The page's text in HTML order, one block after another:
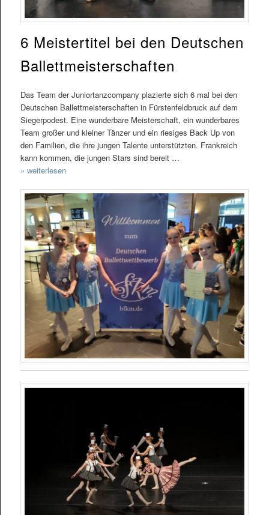
6 Meistertitel bei den Deutschen
Ballettmeisterschaften
Das Team der Juniortanzcompany plazierte sich 6 mal bei den
Deutschen Ballettmeisterschaften in Fürstenfeldbruck auf dem
Siegerpodest. Eine wunderbare Meisterschaft, ein wunderbares
Team großer und kleiner Tänzer und ein riesiges Back Up von
den Familien, die ihre jungen Talente unterstützten. Frankreich
kann kommen, die jungen Stars sind bereit …
» weiterlesen